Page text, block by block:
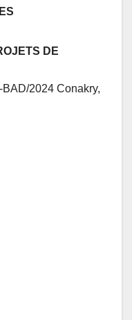
DE
2024 Conakry,